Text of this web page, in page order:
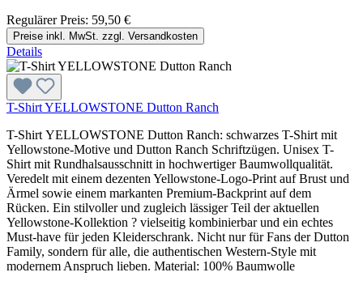
Regulärer Preis: 59,50 €
Preise inkl. MwSt. zzgl. Versandkosten
Details
T-Shirt YELLOWSTONE Dutton Ranch
T-Shirt YELLOWSTONE Dutton Ranch: schwarzes T-Shirt mit
Yellowstone-Motive und Dutton Ranch Schriftzügen. Unisex T-
Shirt mit Rundhalsausschnitt in hochwertiger Baumwollqualität.
Veredelt mit einem dezenten Yellowstone-Logo-Print auf Brust und
Ärmel sowie einem markanten Premium-Backprint auf dem
Rücken. Ein stilvoller und zugleich lässiger Teil der aktuellen
Yellowstone-Kollektion ? vielseitig kombinierbar und ein echtes
Must-have für jeden Kleiderschrank. Nicht nur für Fans der Dutton
Family, sondern für alle, die authentischen Western-Style mit
modernem Anspruch lieben. Material: 100% Baumwolle